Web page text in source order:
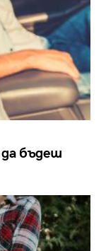
бъдеш